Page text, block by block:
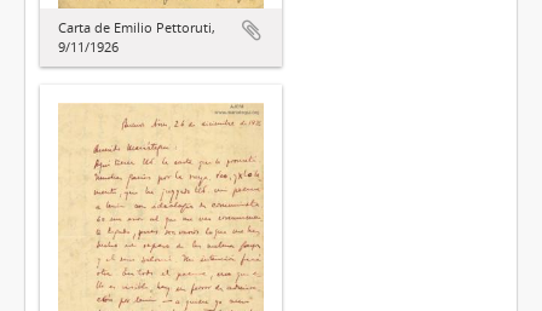
Carta de Emilio Pettoruti,
9/11/1926